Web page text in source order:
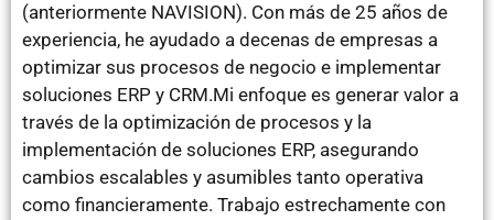
(anteriormente NAVISION). Con más de 25 años de
experiencia, he ayudado a decenas de empresas a
optimizar sus procesos de negocio e implementar
soluciones ERP y CRM.Mi enfoque es generar valor a
través de la optimización de procesos y la
implementación de soluciones ERP, asegurando
cambios escalables y asumibles tanto operativa
como financieramente. Trabajo estrechamente con